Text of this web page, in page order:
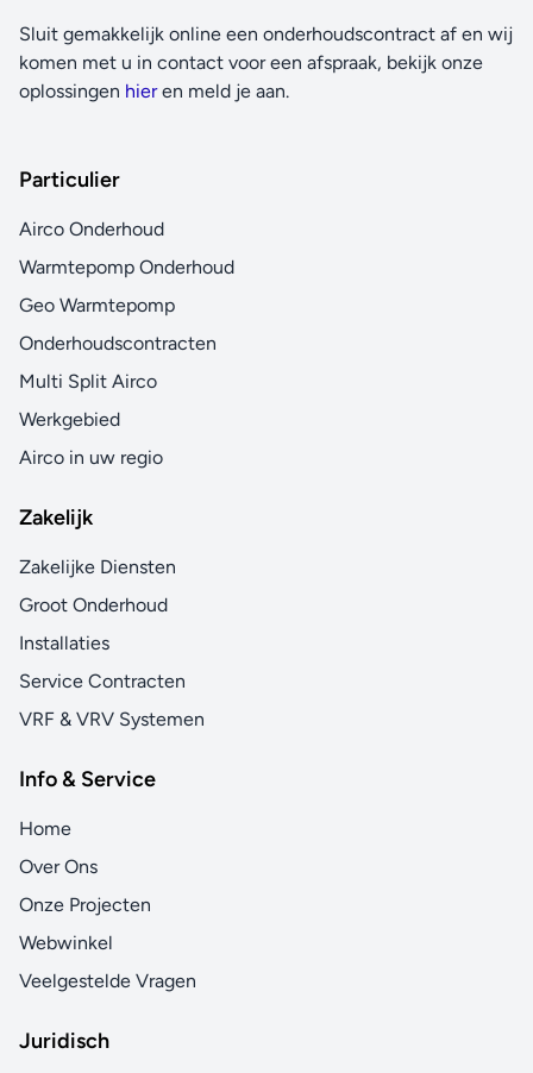
Sluit gemakkelijk online een onderhoudscontract af en wij
komen met u in contact voor een afspraak, bekijk onze
oplossingen hieren meld je aan.
Particulier
Airco Onderhoud
Warmtepomp Onderhoud
Geo Warmtepomp
Onderhoudscontracten
Multi Split Airco
Werkgebied
Airco in uw regio
Zakelijk
Zakelijke Diensten
Groot Onderhoud
Installaties
Service Contracten
VRF & VRV Systemen
Info & Service
Home
Over Ons
Onze Projecten
Webwinkel
Veelgestelde Vragen
Juridisch